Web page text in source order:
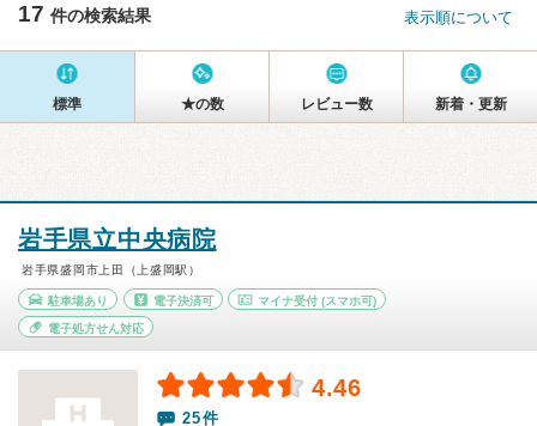
17 件の検索結果 表示順について
標準 ★の数 レビュー数 新着・更新
岩手県立中央病院
岩手県盛岡市上田（上盛岡駅）
駐車場あり 電子決済可 マイナ受付 (スマホ可)
電子処方せん対応
4.46
25件